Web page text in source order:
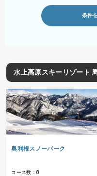
条件
水上高原スキーリゾート
奥利根スノーパーク
コース数：8